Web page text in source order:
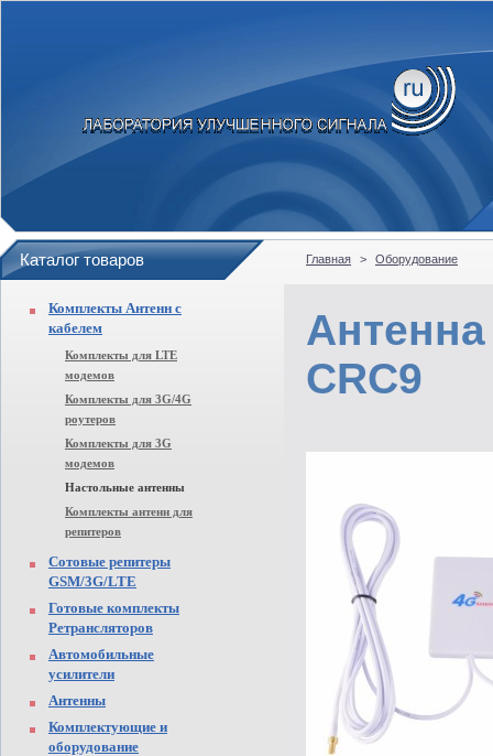
Каталог товаров
Комплекты Антенн с
кабелем
Комплекты для LTE
модемов
Комплекты для 3G/4G
роутеров
Комплекты для 3G
модемов
Настольные антенны
Комплекты антенн для
репитеров
Сотовые репитеры
GSM/3G/LTE
Готовые комплекты
Ретрансляторов
Автомобильные
усилители
Антенны
Комплектующие и
оборудование
Главная > Оборудование
CRC9